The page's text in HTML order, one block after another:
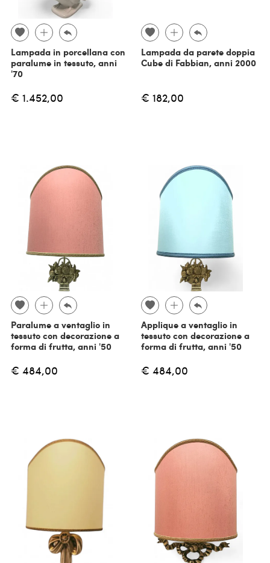
Lampada in porcellana con
paralume in tessuto, anni
'70
€ 1.452,00
Lampada da parete doppia
Cube di Fabbian, anni 2000
€ 182,00
Paralume a ventaglio in
tessuto con decorazione a
forma di frutta, anni '50
€ 484,00
Applique a ventaglio in
tessuto con decorazione a
forma di frutta, anni '50
€ 484,00